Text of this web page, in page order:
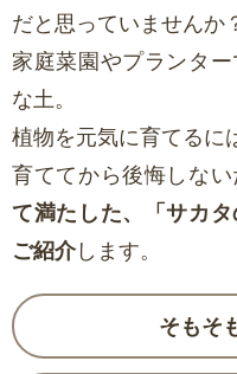
だと思っていませんか
家庭菜園やプランタ
な土。
植物を元気に育てるに
育ててから後悔しない
て満たした、「サカ
ご紹介します。
そもそ